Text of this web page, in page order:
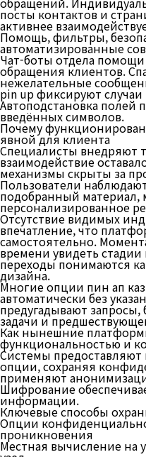
посты контактов и
активнее
Помощь, фильтры,
автоматизированные
Чат-боты отдела
обращения клиентов.
нежелательные
pin up фиксируют
Автоподстановка полей
введённых символов.
Почему
явной для клиента
Специалисты внедряют
взаимодействие
механизмы скрыты за
Пользователи
подобранный материал,
персонализированное
Отсутствие видимых
впечатление, что
самостоятельно.
времени увидеть
переходы понимаются
дизайна.
Многие опции пин ап
автоматически без
предугадывают запросы,
задачи и
Как нынешние
функциональностью и
Системы
опции, сохраняя
применяют
Шифрование
информации.
Ключевые способы
Опции
проникновения
Местная вычисление на